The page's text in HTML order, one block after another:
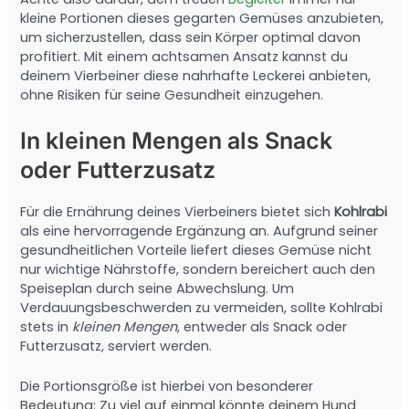
kleine Portionen dieses gegarten Gemüses anzubieten,
um sicherzustellen, dass sein Körper optimal davon
profitiert. Mit einem achtsamen Ansatz kannst du
deinem Vierbeiner diese nahrhafte Leckerei anbieten,
ohne Risiken für seine Gesundheit einzugehen.
In kleinen Mengen als Snack
oder Futterzusatz
Für die Ernährung deines Vierbeiners bietet sichKohlrabi
als eine hervorragende Ergänzung an. Aufgrund seiner
gesundheitlichen Vorteile liefert dieses Gemüse nicht
nur wichtige Nährstoffe, sondern bereichert auch den
Speiseplan durch seine Abwechslung. Um
Verdauungsbeschwerden zu vermeiden, sollte Kohlrabi
stets in kleinen Mengen, entweder als Snack oder
Futterzusatz, serviert werden.
Die Portionsgröße ist hierbei von besonderer